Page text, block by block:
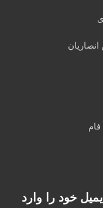
خود را وارد